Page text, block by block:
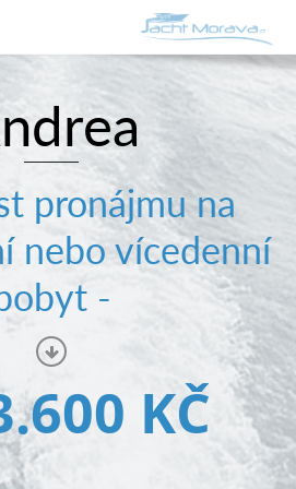
pronájmu na
nebo vícedenní
-
KČ